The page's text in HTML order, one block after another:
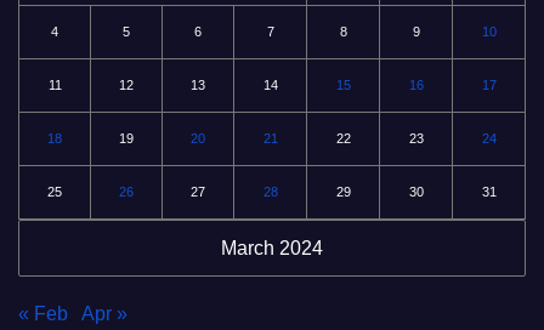
March 2024
4 5 6 7 8 9 10
11 12 13 14 15 16 17
18 19 20 21 22 23 24
25 26 27 28 29 30 31
« Feb Apr »